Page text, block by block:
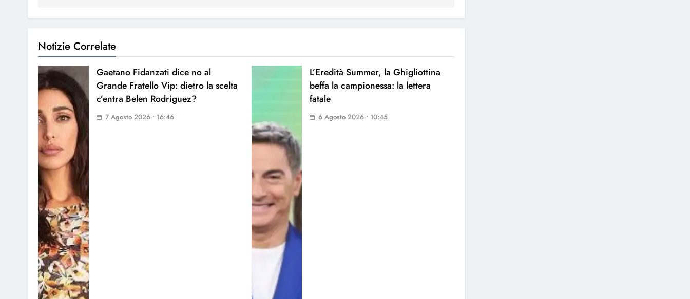
Notizie Correlate
Gaetano Fidanzati dice no al
Grande Fratello Vip: dietro la scelta
c’entra Belen Rodriguez?
7 Agosto 2026 • 16:46
L’Eredità Summer, la Ghigliottina
beffa la campionessa: la lettera
fatale
6 Agosto 2026 • 10:45